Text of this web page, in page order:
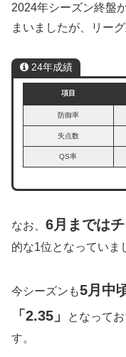
2024年シーズン終盤
まいましたが、リー
24年成績
項目
防御率
失点数
QS率
なお、 6月までは
的な1位となっていま
今シーズンも5月中
「2.35」
となって
す。